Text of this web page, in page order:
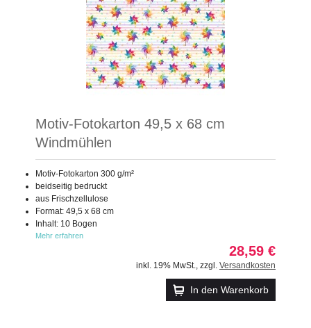
Motiv-Fotokarton 49,5 x 68 cm
Windmühlen
Motiv-Fotokarton 300 g/m²
beidseitig bedruckt
aus Frischzellulose
Format: 49,5 x 68 cm
Inhalt: 10 Bogen
Mehr erfahren
28,59 €
inkl. 19% MwSt. zzgl. Versandkosten
In den Warenkorb